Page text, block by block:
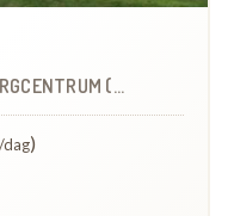
(WZC)
/dag)